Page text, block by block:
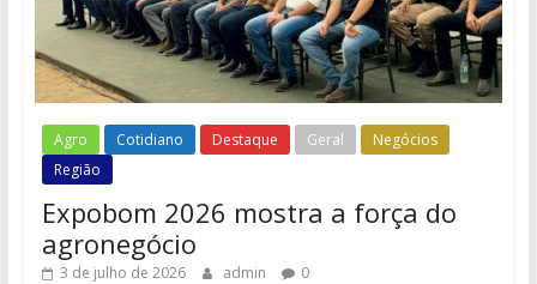
Agro Cotidiano Destaque Geral
Negócios
Região
Expobom 2026 mostra a força do
agronegócio
3 de julho de 2026 admin 0